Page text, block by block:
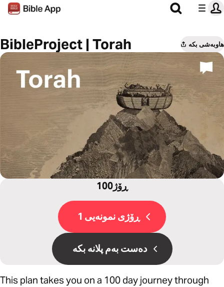
BibleProject | Torah هاوبەشی بکە
100ڕۆژ
ڕۆژی نمونەیی 1
دەست بەم پلانە بکە
This plan takes you on a 100 day journey through